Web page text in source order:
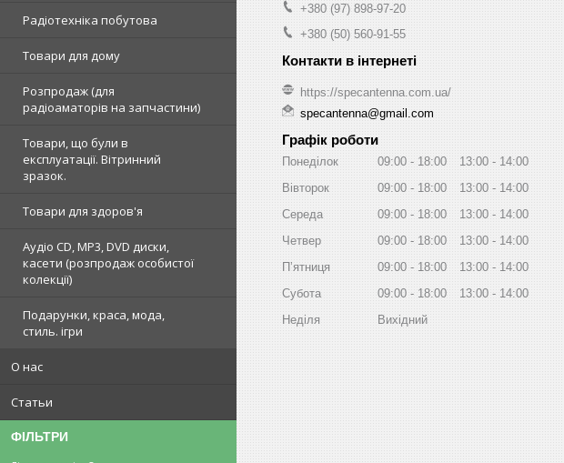
Радіотехніка побутова
Товари для дому
Розпродаж (для
радіоаматорів на запчастини)
Товари, що були в
експлуатації. Вітринний
зразок.
Товари для здоров'я
Аудіо CD, MP3, DVD диски,
касети (розпродаж особистої
колекції)
Подарунки, краса, мода,
стиль. ігри
О нас
Статьи
ФІЛЬТРИ
+380 (97) 898-97-20
+380 (50) 560-91-55
https://specantenna.com.ua/
specantenna@gmail.com
Графік роботи
Понеділок 09:00 18:00 13:00
14:00
Вівторок
09:00 18:00 13:00
14:00
Середа
09:00 18:00 13:00
14:00
Четвер
09:00 18:00 13:00
14:00
Пʼятниця
09:00 18:00 13:00
14:00
Субота
09:00 18:00 13:00
14:00
Неділя
Вихідний